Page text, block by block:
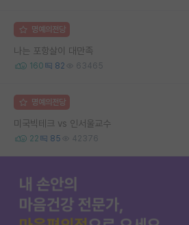
명예의전당
나는 포항살이 대만족
160 82 63465
명예의전당
미국빅테크 vs 인서울교수
22 85 42376